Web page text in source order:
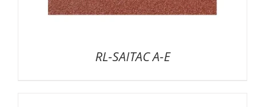
RL-SAITAC A-E